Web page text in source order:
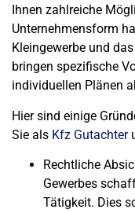
Ihnen zahlreiche
Unternehmensform
Kleingewerbe und
bringen spezifische
individuellen Plänen
Hier sind einige
Sie als Kfz Gutachter
Rechtliche
Gewerbes
Tätigkeit. Dies